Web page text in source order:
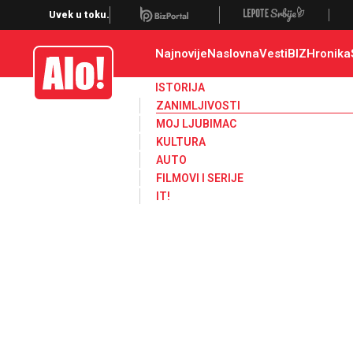
Uvek u toku.
Alo NajnovijeNaslovnaVestiBIZHronika
ISTORIJA
ZANIMLJIVOSTI
MOJ LJUBIMAC
KULTURA
AUTO
FILMOVI I SERIJE
IT!